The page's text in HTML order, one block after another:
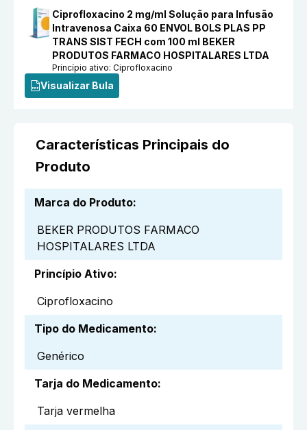
Ciprofloxacino 2 mg/ml Solução para Infusão
Intravenosa Caixa 60 ENVOL BOLS PLAS PP
TRANS SIST FECH com 100 ml BEKER
PRODUTOS FARMACO HOSPITALARES LTDA
Princípio ativo:Ciprofloxacino
Visualizar Bula
Características Principais do
Produto
Marca do Produto:
BEKER PRODUTOS FARMACO
HOSPITALARES LTDA
Princípio Ativo:
Ciprofloxacino
Tipo do Medicamento:
Genérico
Tarja do Medicamento:
Tarja vermelha